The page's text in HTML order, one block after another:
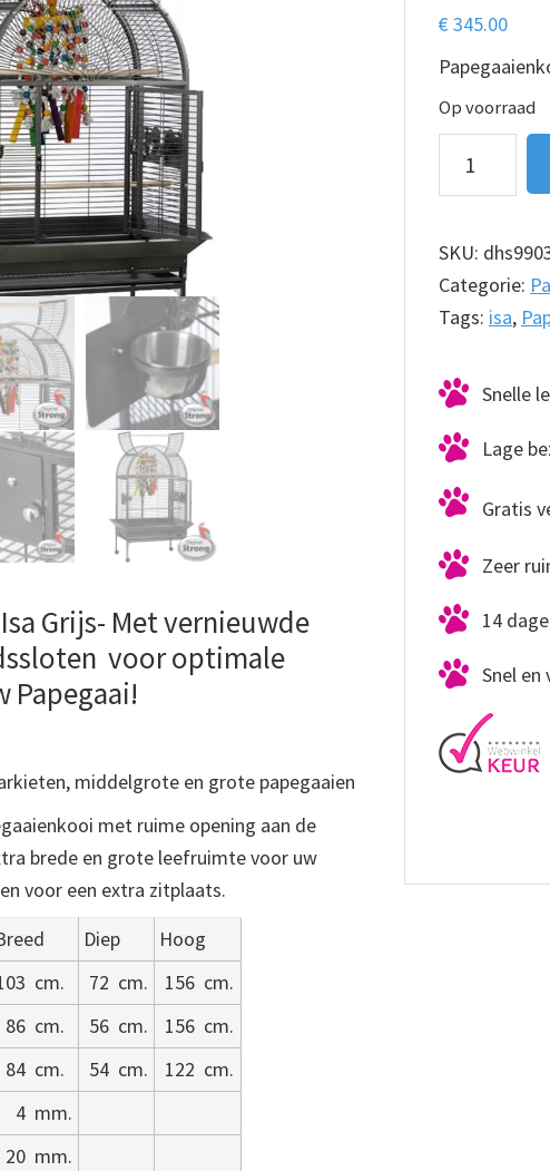
€345.00
Op voorraad
Strong
Grijs
aantal
SKU:
Categorie:
Tags: isa,
Snelle
Lage
Gratis
Zeer
14
Snel en
Grijs- Met vernieuwde
voor optimale
Papegaai!
middelgrote en grote papegaaien
met ruime opening aan de
brede en grote leefruimte voor uw
voor een extra zitplaats.
Diep
Hoog
cm. 72 cm. 156 cm.
86 cm. 56 cm. 156 cm.
84 cm. 54 cm. 122 cm.
4 mm.
20 mm.